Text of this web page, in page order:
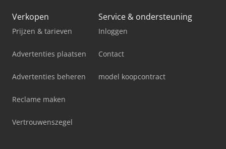
Verkopen
Prijzen & tarieven
Advertenties plaatsen
Advertenties beheren
Reclame maken
Vertrouwenszegel
Service & ondersteuning
Inloggen
Contact
model koopcontract